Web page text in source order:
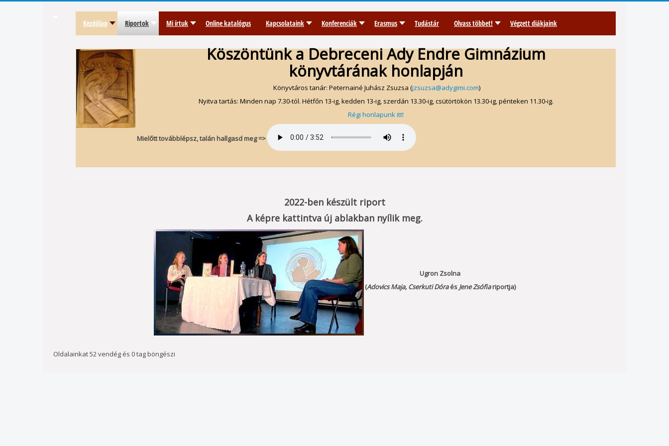
Kezdőlap Riportok Mi írtuk Online katalógus Kapcsolataink Konferenciák Erasmus Tudástár Olvass többet! Végzett diákjaink
Köszöntünk a Debreceni Ady Endre Gimnázium
könyvtárának honlapján
Könyvtáros tanár: Peternainé Juhász Zsuzsa (jzsuzsa@adygimi.com)
Nyitva tartás: Minden nap 7.30-tól. Hétfőn 13-ig, kedden 13-ig, szerdán 13.30-ig, csütörtökön 13.30-ig, pénteken 11.30-ig.
Régi honlapunk itt!
Mielőtt továbblépsz, talán hallgasd meg =>
2022-ben készült riport
A képre kattintva új ablakban nyílik meg.
Ugron Zsolna
(Adovics Maja, Cserkuti Dóraés Jene Zsófiariportja)
Oldalainkat 52 vendég és 0 tag böngészi